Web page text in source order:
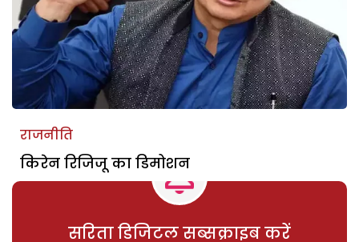
राजनीति
किरेन रिजिजू का डिमोशन
सरिता डिजिटल सब्सक्राइब करें